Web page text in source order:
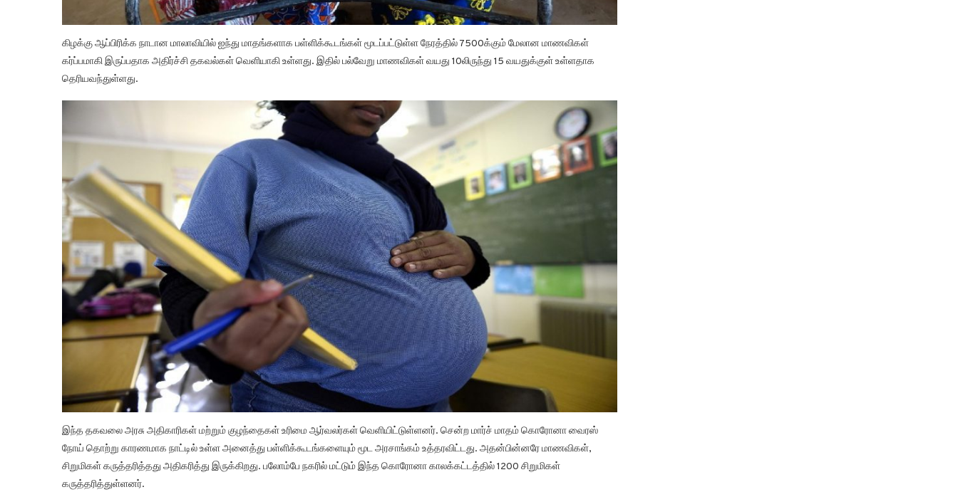
கிழக்கு ஆப்பிரிக்க நாடான மாலாவியில் ஐந்து மாதங்களாக பள்ளிக்கூடங்கள் மூடப்பட்டுள்ள நேரத்தில் 7500க்கும் மேலான மாணவிகள்
கர்ப்பமாகி இருப்பதாக அதிர்ச்சி தகவல்கள் வெளியாகி உள்ளது. இதில் பல்வேறு மாணவிகள் வயது 10லிருந்து 15 வயதுக்குள் உள்ளதாக
தெரியவந்துள்ளது.
இந்த தகவலை அரசு அதிகாரிகள் மற்றும் குழந்தைகள் உரிமை ஆர்வலர்கள் வெளியிட்டுள்ளனர். சென்ற மார்ச் மாதம் கொரோனா வைரஸ்
நோய் தொற்று காரணமாக நாட்டில் உள்ள அனைத்து பள்ளிக்கூடங்களையும் மூட அரசாங்கம் உத்தரவிட்டது. அதன்பின்னரே மாணவிகள்,
சிறுமிகள் கருத்தரித்தது அதிகரித்து இருக்கிறது. பலோம்பே நகரில் மட்டும் இந்த கொரோனா காலக்கட்டத்தில் 1200 சிறுமிகள்
கருத்தரித்துள்ளனர்.